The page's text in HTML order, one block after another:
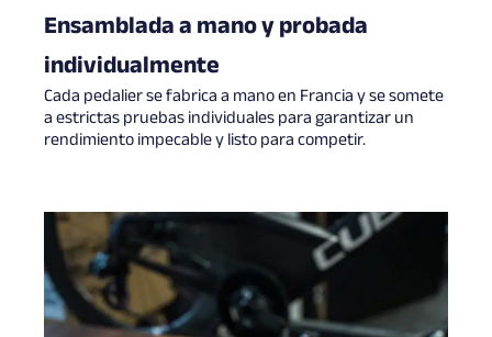
Ensamblada a mano y probada
individualmente
Cada pedalier se fabrica a mano en Francia y se somete
a estrictas pruebas individuales para garantizar un
rendimiento impecable y listo para competir.